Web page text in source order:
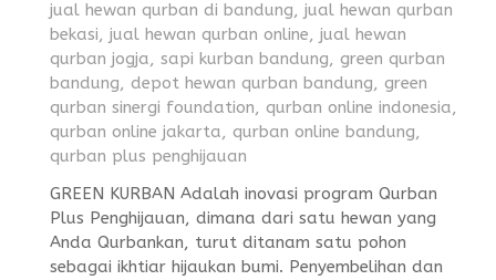
GREEN KURBAN Adalah inovasi program Qurban
Plus Penghijauan, dimana dari satu hewan yang
Anda Qurbankan, turut ditanam satu pohon
sebagai ikhtiar hijaukan bumi. Penyembelihan dan